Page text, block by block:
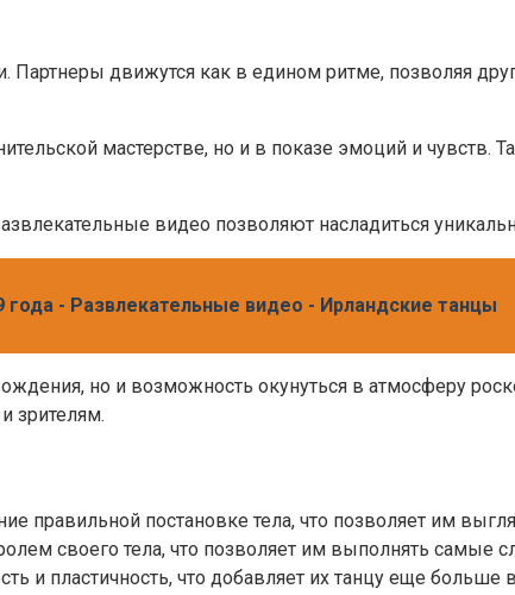
Партнеры движутся как в едином ритме, позволяя
мастерстве, но и в показе эмоций и чувств.
видео позволяют насладиться
- Развлекательные видео - Ирландские танцы
но и возможность окунуться в атмосферу
зрителям.
правильной постановке тела, что позволяет им
своего тела, что позволяет им выполнять самые
и пластичность, что добавляет их танцу еще больше